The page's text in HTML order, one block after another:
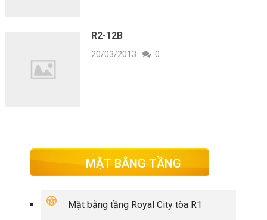
R2-12B
20/03/2013 0
MẶT BẰNG TẦNG
Mặt bằng tầng Royal City tòa R1